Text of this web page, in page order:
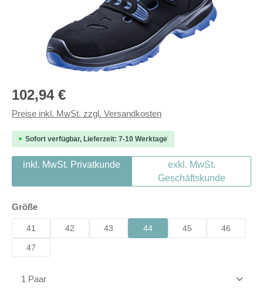
Regulärer Preis:
102,94 €
Preise inkl. MwSt. zzgl. Versandkosten
Sofort verfügbar, Lieferzeit: 7-10 Werktage
inkl. MwSt. Privatkunde
exkl. MwSt.
Geschäftskunde
Größeauswählen
41 42 43 44 45 46
47
Produkt Anzahl: Gib den gewünschten Wert ein